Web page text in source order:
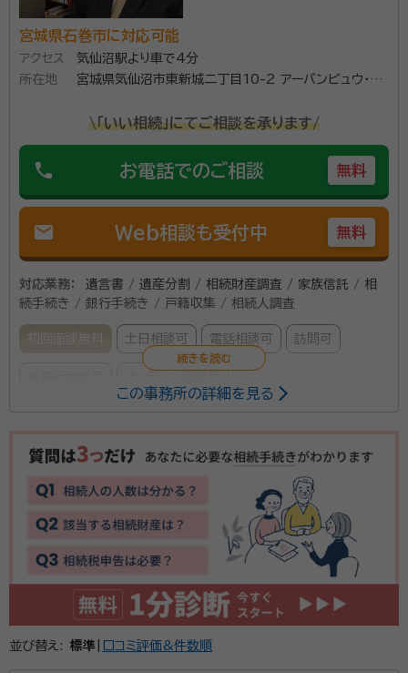
イルミネーションを行って近所の方に楽しんでいただい
ています。
所属団体： 宮城県行政書士会
宮城県石巻市に対応可能
アクセス
気仙沼駅より車で4分
所在地
宮城県気仙沼市東新城二丁目10-2 アーバンビュウ・ゼ
\「いい相続」にてご相談を承ります/
phone お電話でのご相談 無料
mail Web相談も受付中 無料
対応業務：
遺言書 / 遺産分割 / 相続財産調査 / 家族信託 / 相
続手続き / 銀行手続き / 戸籍収集 / 相続人調査
初回面談無料 土日相談可 電話相談可 訪問可
川村 秀俊（カワムラ ヒデトシ）
行政書士・2級FP技能士（個人資産
経歴：
宮城県気仙沼市出身、仙台大原簿記公務員専門学校税理士科卒業
遺言・相続手続に力を入れている事務所です。遺言の作
成支援から、相続の際の遺産分割協議書など、お気軽に
ご依頼ください。相続登記を伴う場合には司法書士と提
携し、ワンストップでの相続手続を心がけております。
この事務所の詳細を見る
並び替え: 標準 口コミ評価&件数順